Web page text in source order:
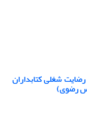
شغلی کتابداران
رضوی)